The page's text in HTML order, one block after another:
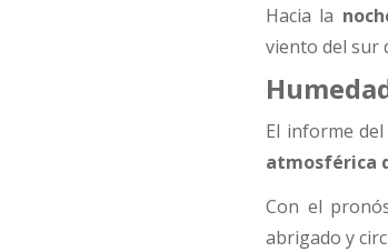
Hacia la
viento del sur
El informe del
atmosférica
Con el
abrigado y